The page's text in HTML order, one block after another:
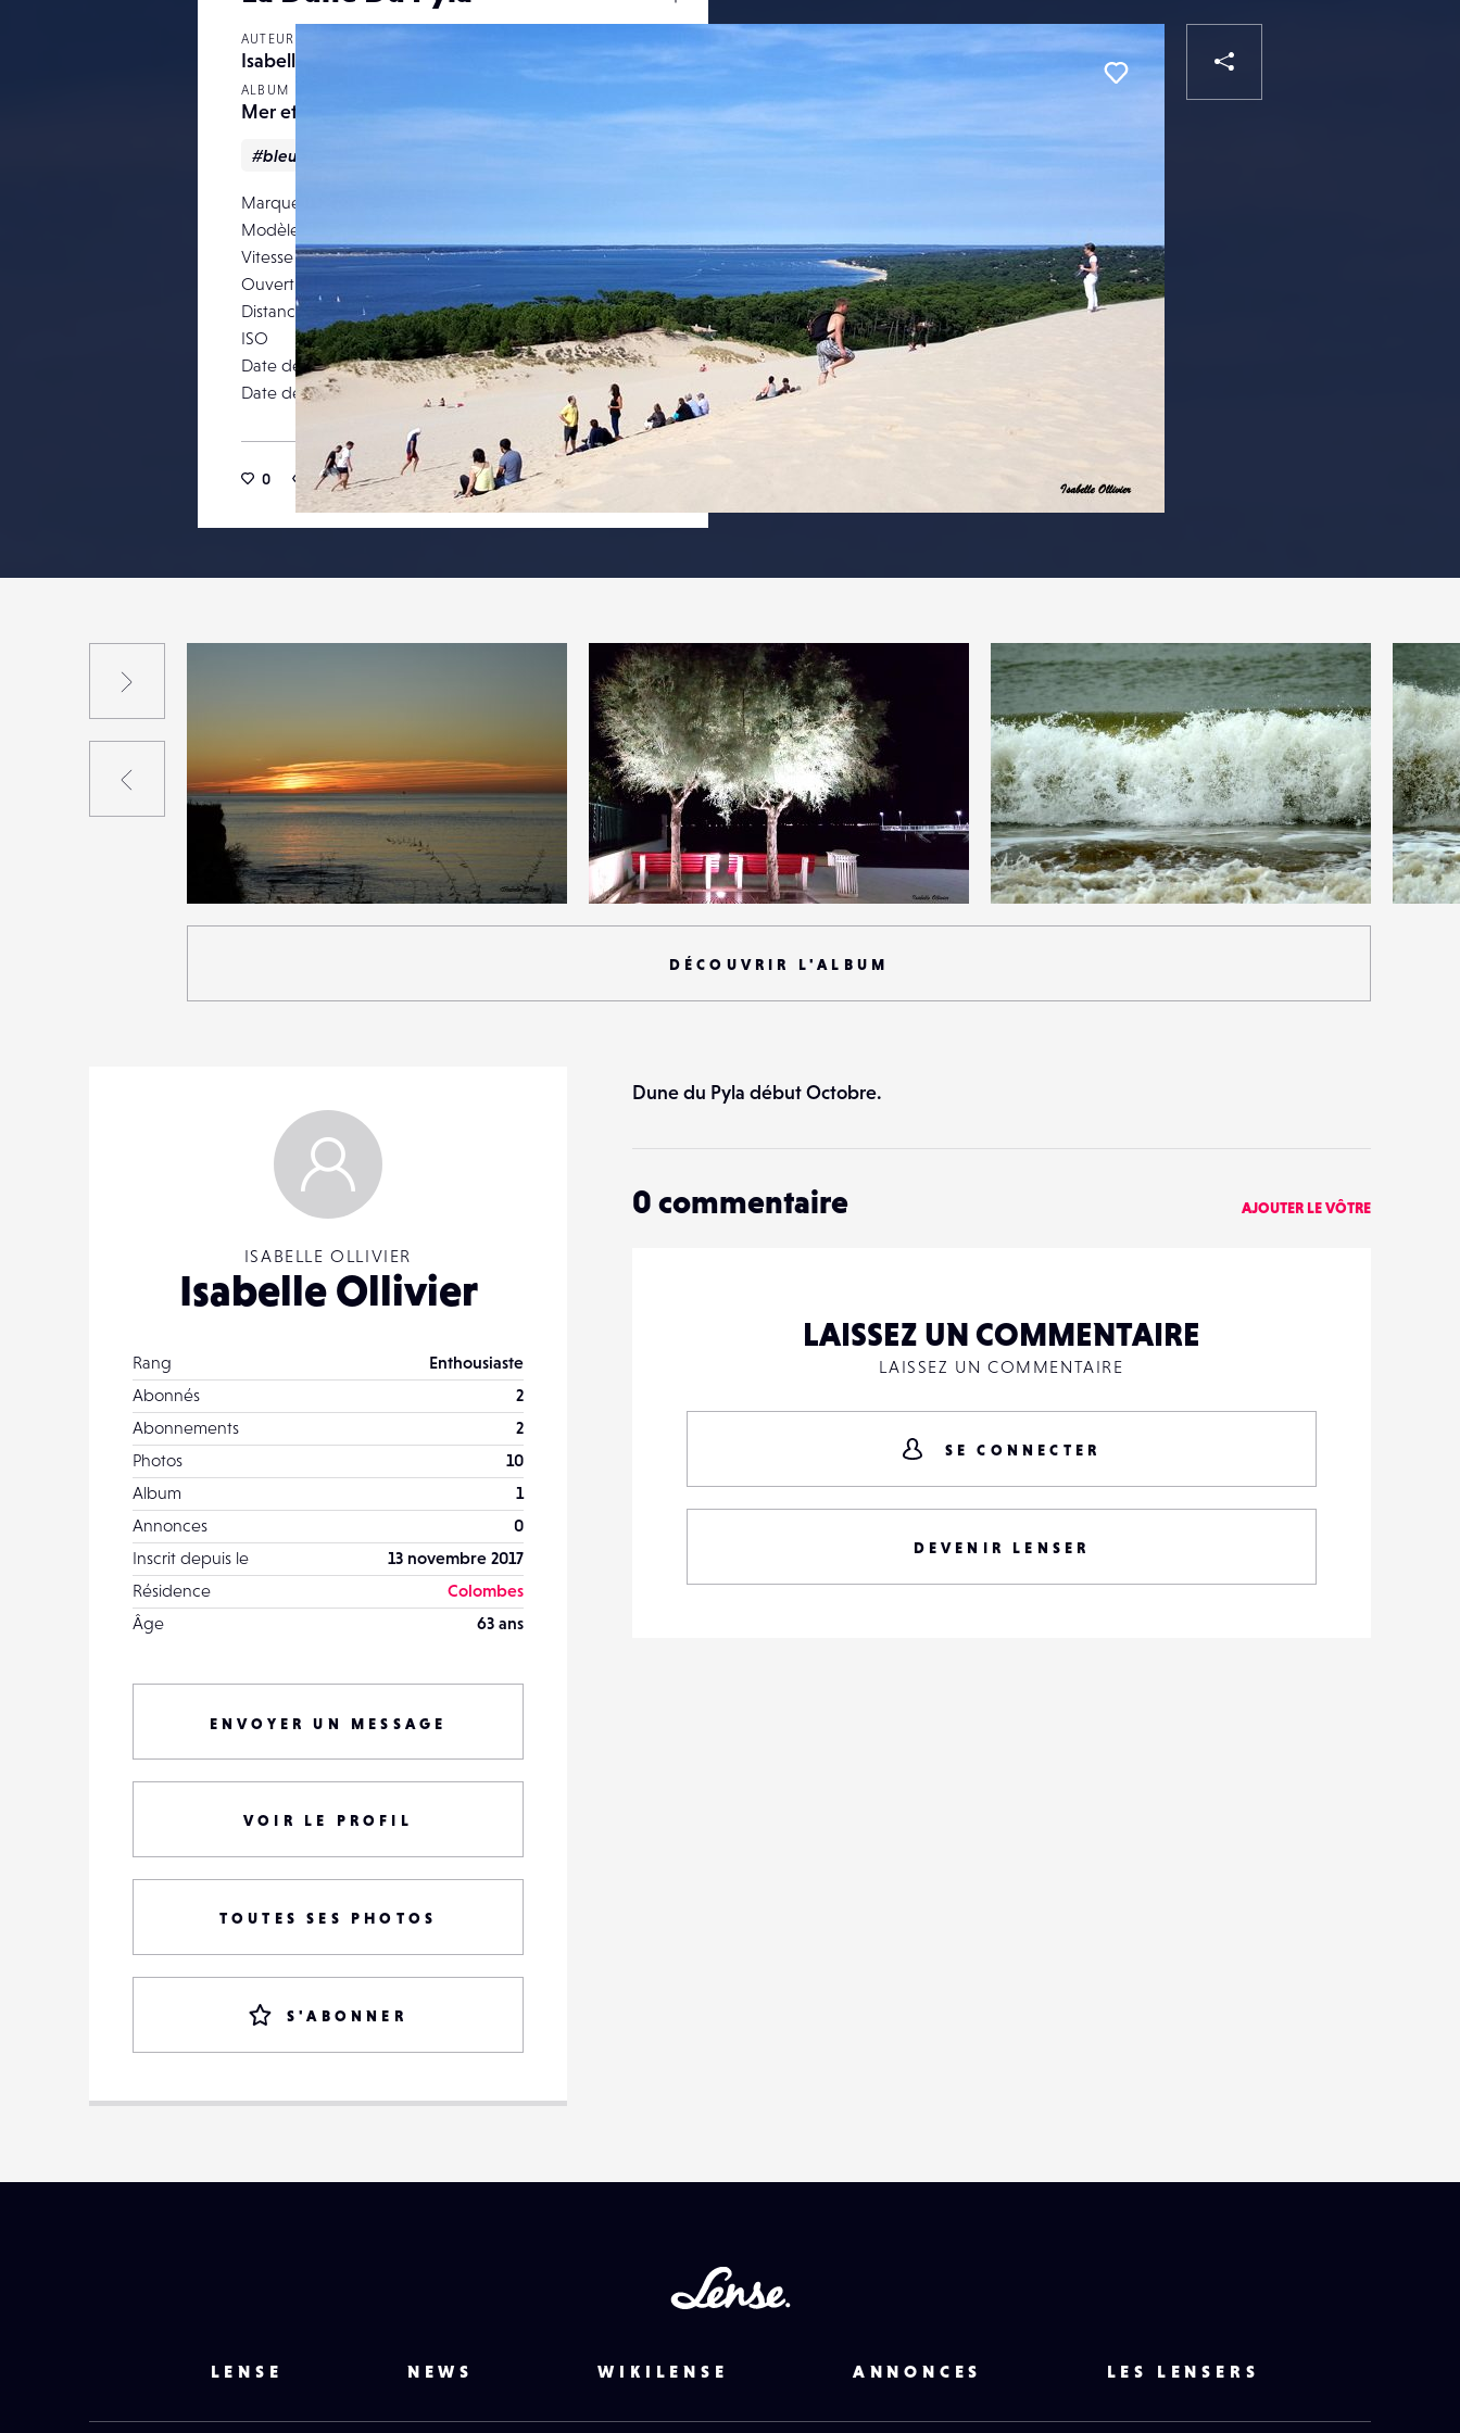
AUTEUR
Isabelleollivier
ALBUM
Mer et Océan
#bleu
Marque
Modèle
Vitesse d’obturation
1/2500
Ouverture
1.9
Distance focale
4.3 mm
ISO
8000
Date de prise de vue
04 octobre 2016
Date de publication
14 novembre 2017
0 18 0
/
Fermer
Liker
37
0
25
0
14
0
DÉCOUVRIR L'ALBUM
ISABELLE OLLIVIER
Isabelle Ollivier
Rang
Enthousiaste
Abonnés
2
Abonnements
2
Photos
10
Album
1
Annonces
0
Inscrit depuis le
13 novembre 2017
Résidence
Colombes
Âge
63 ans
ENVOYER UN MESSAGE
VOIR LE PROFIL
TOUTES SES PHOTOS
S'ABONNER
Dune du Pyla début Octobre.
0 commentaire AJOUTER LE VÔTRE
LAISSEZ UN COMMENTAIRE
LAISSEZ UN COMMENTAIRE
SE CONNECTER
DEVENIR LENSER
LENSE NEWS WIKILENSE ANNONCES LES LENSERS